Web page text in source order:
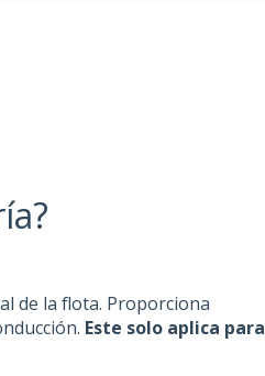
de la flota. Proporciona
Este solo aplica para